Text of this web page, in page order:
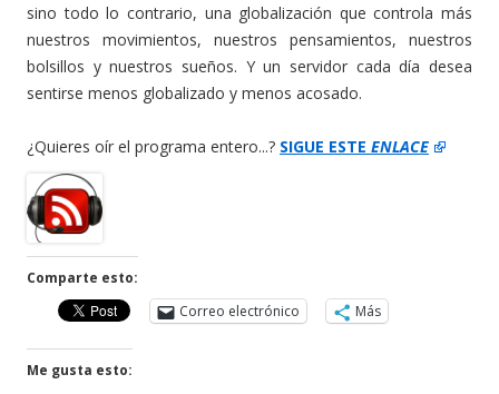
sino todo lo contrario, una globalización que controla más
nuestros movimientos, nuestros pensamientos, nuestros
bolsillos y nuestros sueños. Y un servidor cada día desea
sentirse menos globalizado y menos acosado.
¿Quieres oír el programa entero...? SIGUE ESTE ENLACE
Comparte esto:
Correo electrónico
Más
Me gusta esto: